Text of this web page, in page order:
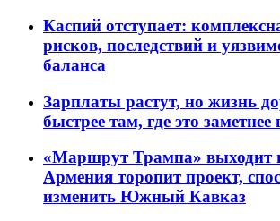
Каспий отступает:
рисков, последствий и
баланса
Зарплаты растут, но жизнь
быстрее там, где это заметнее
«Маршрут Трампа» выходит
Армения торопит проект,
изменить Южный Кавказ